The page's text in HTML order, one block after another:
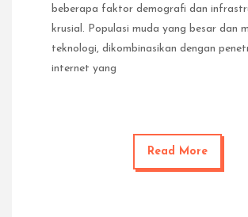
beberapa faktor demografi dan
krusial. Populasi muda yang besar dan
teknologi, dikombinasikan dengan
internet yang
Read More